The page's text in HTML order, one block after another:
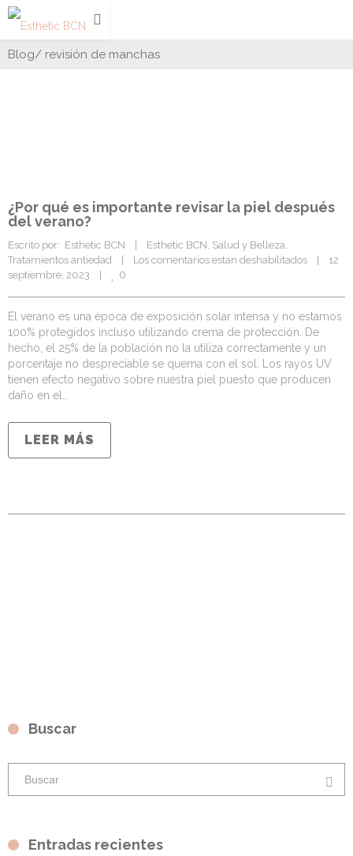
Blog/ revisión de manchas
¿Por qué es importante revisar la piel después
del verano?
Escrito por:  Esthetic BCN    | Esthetic BCN, Salud y Belleza
Tratamientos antiedad
Los comentarios estan deshabilitados
    |    12
septiembre, 2023    |
0
El verano es una época de exposición solar intensa y no estamos
100% protegidos incluso utilizando crema de protección. De
hecho, el 25% de la población no la utiliza correctamente y un
porcentaje no despreciable se quema con el sol. Los rayos UV
tienen efecto negativo sobre nuestra piel puesto que producen
daño en el…
LEER MÁS
Buscar
Entradas recientes